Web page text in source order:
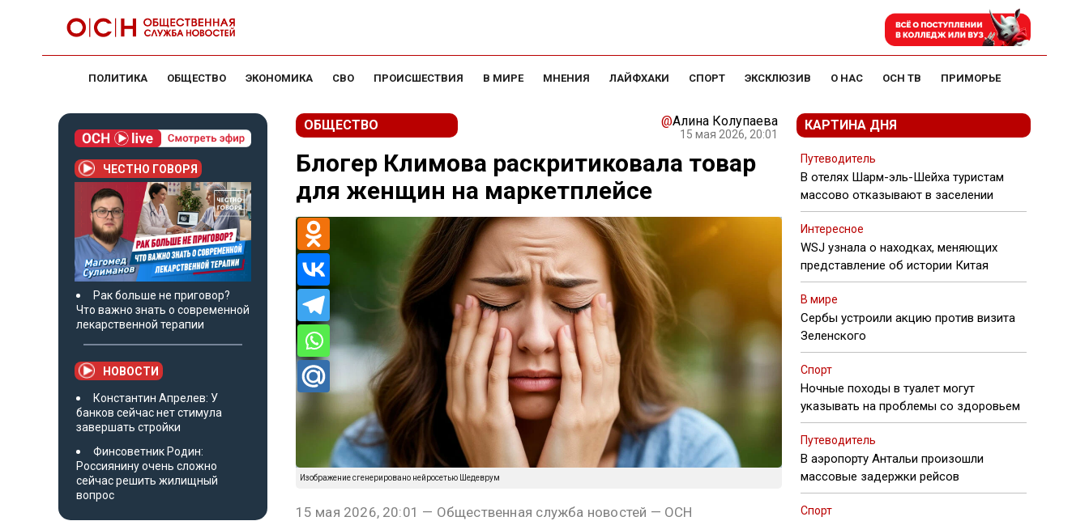
ПОЛИТИКА ОБЩЕСТВО ЭКОНОМИКА СВО ПРОИСШЕСТВИЯ В МИРЕ МНЕНИЯ ЛАЙФХАКИ СПОРТ ЭКСКЛЮЗИВ О НАС ОСН ТВ ПРИМОРЬЕ
ЧЕСТНО ГОВОРЯ
Рак больше не приговор?
Что важно знать о современной
лекарственной терапии
НОВОСТИ
Константин Апрелев: У
банков сейчас нет стимула
завершать стройки
Финсоветник Родин:
Россиянину очень сложно
сейчас решить жилищный
вопрос
ОБЩЕСТВО @Алина Колупаева
15 мая 2026, 20:01
Блогер Климова раскритиковала товар
для женщин на маркетплейсе
Изображение сгенерировано нейросетью Шедеврум
15 мая 2026, 20:01 — Общественная служба новостей — ОСН
КАРТИНА ДНЯ
Путеводитель
В отелях Шарм-эль-Шейха туристам
массово отказывают в заселении
Интересное
WSJ узнала о находках, меняющих
представление об истории Китая
В мире
Сербы устроили акцию против визита
Зеленского
Спорт
Ночные походы в туалет могут
указывать на проблемы со здоровьем
Путеводитель
В аэропорту Антальи произошли
массовые задержки рейсов
Спорт